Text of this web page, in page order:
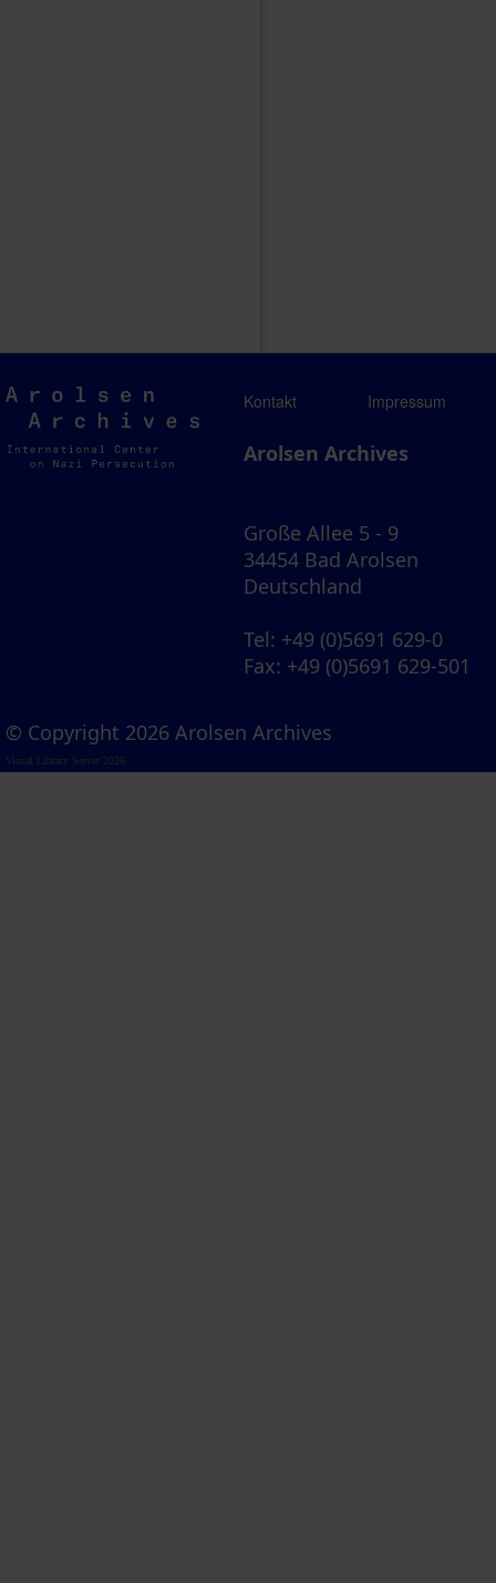
Arolsen
Archives
Kontakt Impressum
Arolsen Archives
Große Allee 5 - 9
34454 Bad Arolsen
Deutschland
Tel: +49 (0)5691 629-0
Fax: +49 (0)5691 629-501
© Copyright 2026 Arolsen Archives
Visual Library Server 2026